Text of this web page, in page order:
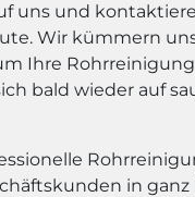
uns und
Wir kümmern
Ihre
bald wieder auf
in